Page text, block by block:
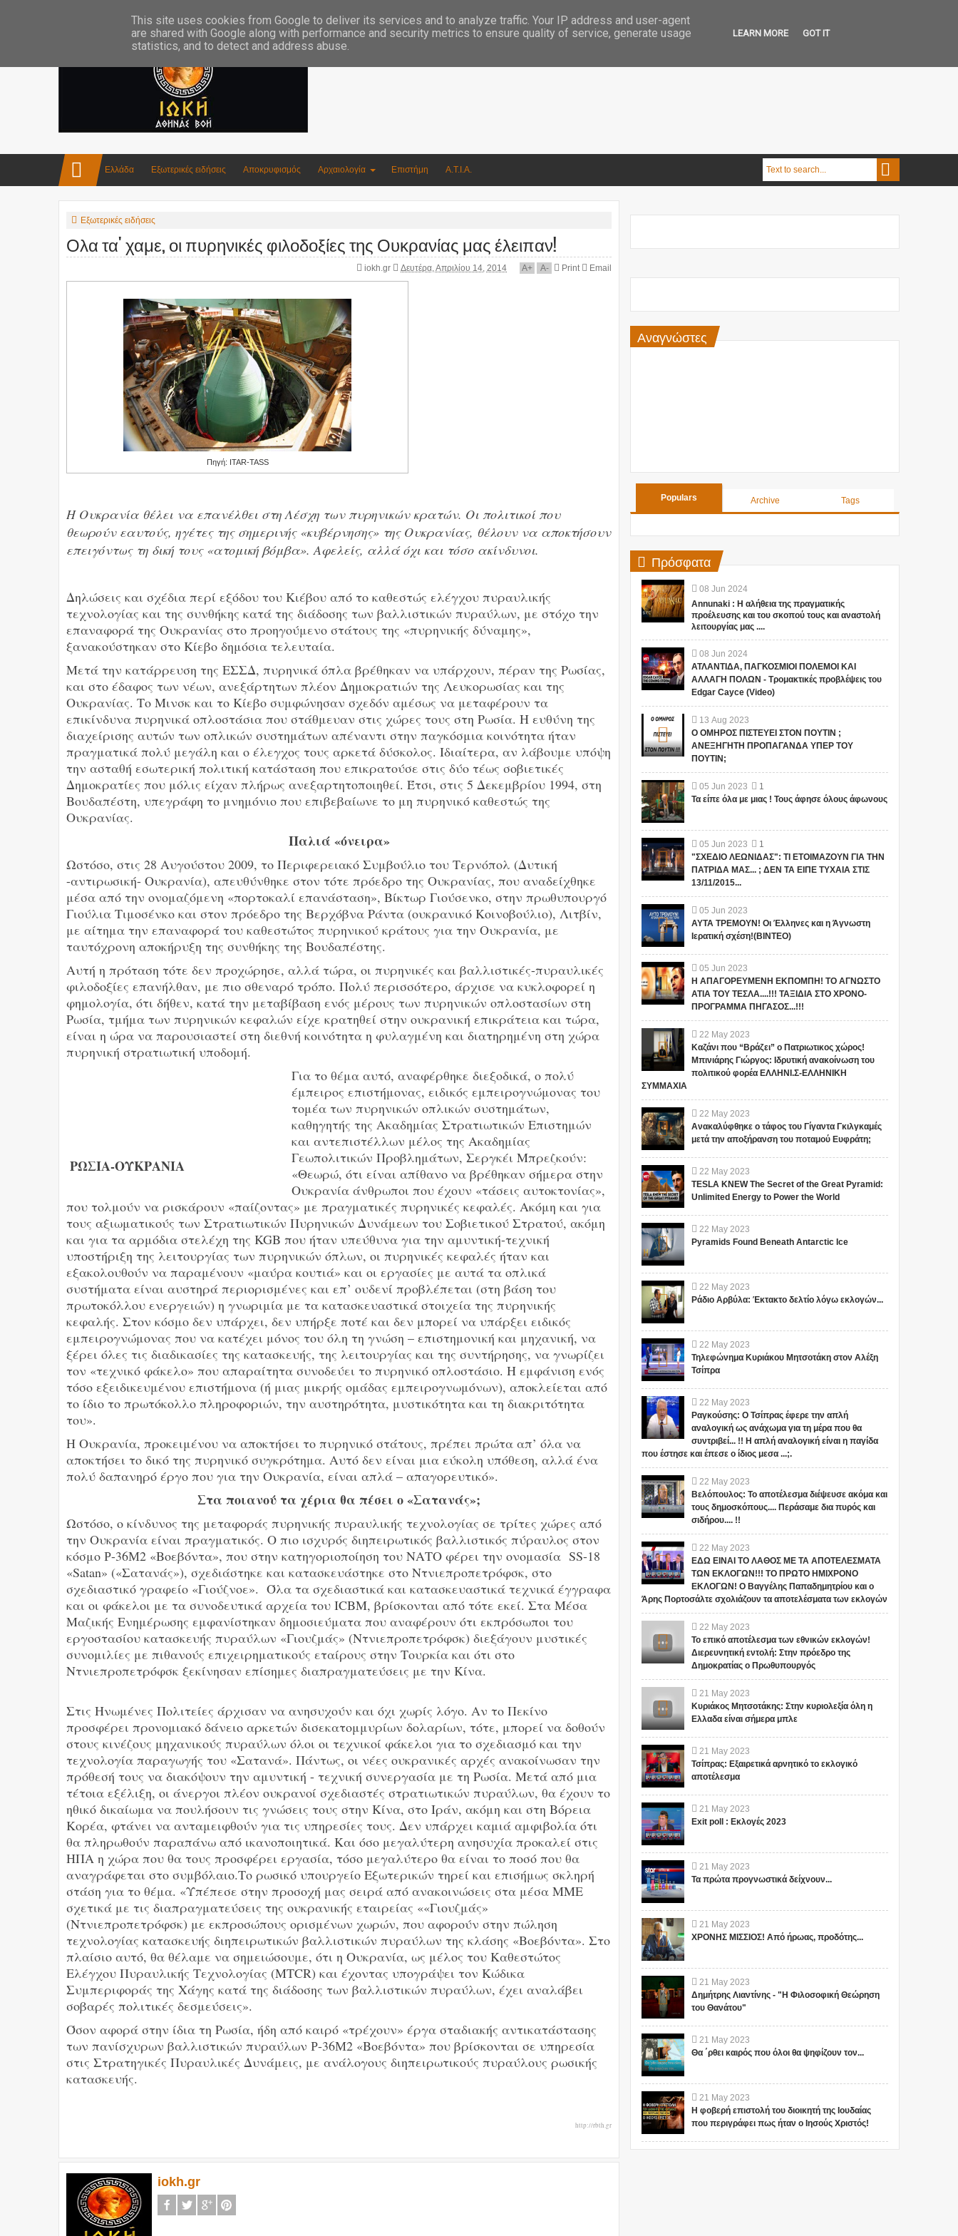
Ελλάδα Εξωτερικές ειδήσεις Αποκρυφισμός Αρχαιολογία Επιστήμη Α.Τ.Ι.Α.
Εξωτερικές ειδήσεις
Ολα τα' χαμε, οι πυρηνικές φιλοδοξίες της Ουκρανίας μας έλειπαν!
iokh.gr Δευτέρα, Απριλίου 14, 2014 A+ A- Print Email
Πηγή: ITAR-TASS
Η Ουκρανία θέλει να επανέλθει στη Λέσχη των πυρηνικών κρατών. Οι πολιτικοί που
θεωρούν εαυτούς, ηγέτες της σημερινής «κυβέρνησης» της Ουκρανίας, θέλουν να αποκτήσουν
επειγόντως τη δική τους «ατομική βόμβα». Αφελείς, αλλά όχι και τόσο ακίνδυνοι.
Δηλώσεις και σχέδια περί εξόδου του Κιέβου από το καθεστώς ελέγχου πυραυλικής
τεχνολογίας και της συνθήκης κατά της διάδοσης των βαλλιστικών πυραύλων, με στόχο την
επαναφορά της Ουκρανίας στο προηγούμενο στάτους της «πυρηνικής δύναμης»,
ξανακούστηκαν στο Κίεβο δημόσια τελευταία.
Μετά την κατάρρευση της ΕΣΣΔ, πυρηνικά όπλα βρέθηκαν να υπάρχουν, πέραν της Ρωσίας,
και στο έδαφος των νέων, ανεξάρτητων πλέον Δημοκρατιών της Λευκορωσίας και της
Ουκρανίας. Το Μινσκ και το Κίεβο συμφώνησαν σχεδόν αμέσως να μεταφέρουν τα
επικίνδυνα πυρηνικά οπλοστάσια που στάθμευαν στις χώρες τους στη Ρωσία. Η ευθύνη της
διαχείρισης αυτών των οπλικών συστημάτων απέναντι στην παγκόσμια κοινότητα ήταν
πραγματικά πολύ μεγάλη και ο έλεγχος τους αρκετά δύσκολος. Ιδιαίτερα, αν λάβουμε υπόψη
την ασταθή εσωτερική πολιτική κατάσταση που επικρατούσε στις δύο τέως σοβιετικές
Δημοκρατίες που μόλις είχαν πλήρως ανεξαρτητοποιηθεί. Έτσι, στις 5 Δεκεμβρίου 1994, στη
Βουδαπέστη, υπεγράφη το μνημόνιο που επιβεβαίωνε το μη πυρηνικό καθεστώς της
Ουκρανίας.
Παλιά «όνειρα»
Ωστόσο, στις 28 Αυγούστου 2009, το Περιφερειακό Συμβούλιο του Τερνόπολ (Δυτική
-αντιρωσική- Ουκρανία), απευθύνθηκε στον τότε πρόεδρο της Ουκρανίας, που αναδείχθηκε
μέσα από την ονομαζόμενη «πορτοκαλί επανάσταση», Βίκτωρ Γιούσενκο, στην πρωθυπουργό
Γιούλια Τιμοσένκο και στον πρόεδρο της Βερχόβνα Ράντα (ουκρανικό Κοινοβούλιο), Λιτβίν,
με αίτημα την επαναφορά του καθεστώτος πυρηνικού κράτους για την Ουκρανία, με
ταυτόχρονη αποκήρυξη της συνθήκης της Βουδαπέστης.
Αυτή η πρόταση τότε δεν προχώρησε, αλλά τώρα, οι πυρηνικές και βαλλιστικές-πυραυλικές
φιλοδοξίες επανήλθαν, με πιο σθεναρό τρόπο. Πολύ περισσότερο, άρχισε να κυκλοφορεί η
φημολογία, ότι δήθεν, κατά την μεταβίβαση ενός μέρους των πυρηνικών οπλοστασίων στη
Ρωσία, τμήμα των πυρηνικών κεφαλών είχε κρατηθεί στην ουκρανική επικράτεια και τώρα,
είναι η ώρα να παρουσιαστεί στη διεθνή κοινότητα η φυλαγμένη και διατηρημένη στη χώρα
πυρηνική στρατιωτική υποδομή.
ΡΩΣΙΑ-ΟΥΚΡΑΝΙΑ
Για το θέμα αυτό, αναφέρθηκε διεξοδικά, ο πολύ
έμπειρος επιστήμονας, ειδικός εμπειρογνώμονας του
τομέα των πυρηνικών οπλικών συστημάτων,
καθηγητής της Ακαδημίας Στρατιωτικών Επιστημών
και αντεπιστέλλων μέλος της Ακαδημίας
Γεωπολιτικών Προβλημάτων, Σεργκέι Μπρεζκούν:
«Θεωρώ, ότι είναι απίθανο να βρέθηκαν σήμερα στην
Ουκρανία άνθρωποι που έχουν «τάσεις αυτοκτονίας»,
που τολμούν να ρισκάρουν «παίζοντας» με πραγματικές πυρηνικές κεφαλές. Ακόμη και για
τους αξιωματικούς των Στρατιωτικών Πυρηνικών Δυνάμεων του Σοβιετικού Στρατού, ακόμη
και για τα αρμόδια στελέχη της KGB που ήταν υπεύθυνα για την αμυντική-τεχνική
υποστήριξη της λειτουργίας των πυρηνικών όπλων, οι πυρηνικές κεφαλές ήταν και
εξακολουθούν να παραμένουν «μαύρα κουτιά» και οι εργασίες με αυτά τα οπλικά
συστήματα είναι αυστηρά περιορισμένες και επ’ ουδενί προβλέπεται (στη βάση του
πρωτοκόλλου ενεργειών) η γνωριμία με τα κατασκευαστικά στοιχεία της πυρηνικής
κεφαλής. Στον κόσμο δεν υπάρχει, δεν υπήρξε ποτέ και δεν μπορεί να υπάρξει ειδικός
εμπειρογνώμονας που να κατέχει μόνος του όλη τη γνώση – επιστημονική και μηχανική, να
ξέρει όλες τις διαδικασίες της κατασκευής, της λειτουργίας και της συντήρησης, να γνωρίζει
τον «τεχνικό φάκελο» που απαραίτητα συνοδεύει το πυρηνικό οπλοστάσιο. Η εμφάνιση ενός
τόσο εξειδικευμένου επιστήμονα (ή μιας μικρής ομάδας εμπειρογνωμόνων), αποκλείεται από
το ίδιο το πρωτόκολλο πληροφοριών, την αυστηρότητα, μυστικότητα και τη διακριτότητα
του».
Η Ουκρανία, προκειμένου να αποκτήσει το πυρηνικό στάτους, πρέπει πρώτα απ’ όλα να
αποκτήσει το δικό της πυρηνικό συγκρότημα. Αυτό δεν είναι μια εύκολη υπόθεση, αλλά ένα
πολύ δαπανηρό έργο που για την Ουκρανία, είναι απλά – απαγορευτικό».
Στα ποιανού τα χέρια θα πέσει ο «Σατανάς»;
Ωστόσο, ο κίνδυνος της μεταφοράς πυρηνικής πυραυλικής τεχνολογίας σε τρίτες χώρες από
την Ουκρανία είναι πραγματικός. Ο πιο ισχυρός διηπειρωτικός βαλλιστικός πύραυλος στον
κόσμο Р-36М2 «Βοεβόντα», που στην κατηγοριοποίηση του ΝΑΤΟ φέρει την ονομασία SS-18
«Satan» («Σατανάς»), σχεδιάστηκε και κατασκευάστηκε στο Ντνιεπροπετρόφσκ, στο
σχεδιαστικό γραφείο «Γιούζνοε». Όλα τα σχεδιαστικά και κατασκευαστικά τεχνικά έγγραφα
και οι φάκελοι με τα συνοδευτικά αρχεία του ICBM, βρίσκονται από τότε εκεί. Στα Μέσα
Μαζικής Ενημέρωσης εμφανίστηκαν δημοσιεύματα που αναφέρουν ότι εκπρόσωποι του
εργοστασίου κατασκευής πυραύλων «Γιουζμάς» (Ντνιεπροπετρόφσκ) διεξάγουν μυστικές
συνομιλίες με πιθανούς επιχειρηματικούς εταίρους στην Τουρκία και ότι στο
Ντνιεπροπετρόφσκ ξεκίνησαν επίσημες διαπραγματεύσεις με την Κίνα.
Στις Ηνωμένες Πολιτείες άρχισαν να ανησυχούν και όχι χωρίς λόγο. Αν το Πεκίνο
προσφέρει προνομιακό δάνειο αρκετών δισεκατομμυρίων δολαρίων, τότε, μπορεί να δοθούν
στους κινέζους μηχανικούς πυραύλων όλοι οι τεχνικοί φάκελοι για το σχεδιασμό και την
τεχνολογία παραγωγής του «Σατανά». Πάντως, οι νέες ουκρανικές αρχές ανακοίνωσαν την
πρόθεσή τους να διακόψουν την αμυντική - τεχνική συνεργασία με τη Ρωσία. Μετά από μια
τέτοια εξέλιξη, οι άνεργοι πλέον ουκρανοί σχεδιαστές στρατιωτικών πυραύλων, θα έχουν το
ηθικό δικαίωμα να πουλήσουν τις γνώσεις τους στην Κίνα, στο Ιράν, ακόμη και στη Βόρεια
Κορέα, φτάνει να ανταμειφθούν για τις υπηρεσίες τους. Δεν υπάρχει καμιά αμφιβολία ότι
θα πληρωθούν παραπάνω από ικανοποιητικά. Και όσο μεγαλύτερη ανησυχία προκαλεί στις
ΗΠΑ η χώρα που θα τους προσφέρει εργασία, τόσο μεγαλύτερο θα είναι το ποσό που θα
αναγράφεται στο συμβόλαιο.Το ρωσικό υπουργείο Εξωτερικών τηρεί και επισήμως σκληρή
στάση για το θέμα. «Υπέπεσε στην προσοχή μας σειρά από ανακοινώσεις στα μέσα ΜΜΕ
σχετικά με τις διαπραγματεύσεις της ουκρανικής εταιρείας ««Γιουζμάς»
(Ντνιεπροπετρόφσκ) με εκπροσώπους ορισμένων χωρών, που αφορούν στην πώληση
τεχνολογίας κατασκευής διηπειρωτικών βαλλιστικών πυραύλων της κλάσης «Βοεβόντα». Στο
πλαίσιο αυτό, θα θέλαμε να σημειώσουμε, ότι η Ουκρανία, ως μέλος του Καθεστώτος
Ελέγχου Πυραυλικής Τεχνολογίας (MTCR) και έχοντας υπογράψει τον Κώδικα
Συμπεριφοράς της Χάγης κατά της διάδοσης των βαλλιστικών πυραύλων, έχει αναλάβει
σοβαρές πολιτικές δεσμεύσεις».
Όσον αφορά στην ίδια τη Ρωσία, ήδη από καιρό «τρέχουν» έργα σταδιακής αντικατάστασης
των πανίσχυρων βαλλιστικών πυραύλων Р-36М2 «Βοεβόντα» που βρίσκονται σε υπηρεσία
στις Στρατηγικές Πυραυλικές Δυνάμεις, με ανάλογους διηπειρωτικούς πυραύλους ρωσικής
κατασκευής.
http://rbth.gr
iokh.gr
Αναγνώστες
Populars Archive Tags
Πρόσφατα
08 Jun 2024
Annunaki : Η αλήθεια της πραγματικής
προέλευσης και του σκοπού τους και αναστολή
λειτουργίας μας ....
08 Jun 2024
ΑΤΛΑΝΤΙΔΑ, ΠΑΓΚΟΣΜΙΟΙ ΠΟΛΕΜΟΙ ΚΑΙ
ΑΛΛΑΓΗ ΠΟΛΩΝ - Τρομακτικές προβλέψεις του
Edgar Cayce (Video)
13 Aug 2023
Ο ΟΜΗΡΟΣ ΠΙΣΤΕΥΕΙ ΣΤΟΝ ΠΟΥΤΙΝ ;
ΑΝΕΞΗΓΗΤΗ ΠΡΟΠΑΓΑΝΔΑ ΥΠΕΡ ΤΟΥ
ΠΟΥΤΙΝ;
05 Jun 2023
1
Τα είπε όλα με μιας ! Τους άφησε όλους άφωνους
05 Jun 2023
1
"ΣΧΕΔΙΟ ΛΕΩΝΙΔΑΣ": ΤΙ ΕΤΟΙΜΑΖΟΥΝ ΓΙΑ ΤΗΝ
ΠΑΤΡΙΔΑ ΜΑΣ... ; ΔΕΝ ΤΑ ΕΙΠΕ ΤΥΧΑΙΑ ΣΤΙΣ
13/11/2015...
05 Jun 2023
ΑΥΤΑ ΤΡΕΜΟΥΝ! Οι Έλληνες και η Άγνωστη
Ιερατική σχέση!(ΒΙΝΤΕΟ)
05 Jun 2023
Η ΑΠΑΓΟΡΕΥΜΕΝΗ ΕΚΠΟΜΠΗ! ΤΟ ΑΓΝΩΣΤΟ
ΑΤΙΑ ΤΟΥ ΤΕΣΛΑ....!!! ΤΑΞΙΔΙΑ ΣΤΟ ΧΡΟΝΟ-
ΠΡΟΓΡΑΜΜΑ ΠΗΓΑΣΟΣ...!!!
22 May 2023
Καζάνι που “Βράζει” ο Πατριωτικος χώρος!
Μπινιάρης Γιώργος: Ιδρυτική ανακοίνωση του
πολιτικού φορέα ΕΛΛΗΝΙ.Σ-ΕΛΛΗΝΙΚΗ
ΣΥΜΜΑΧΙΑ
22 May 2023
Ανακαλύφθηκε ο τάφος του Γίγαντα Γκιλγκαμές
μετά την αποξήρανση του ποταμού Ευφράτη;
22 May 2023
TESLA KNEW The Secret of the Great Pyramid:
Unlimited Energy to Power the World
22 May 2023
Pyramids Found Beneath Antarctic Ice
22 May 2023
Ράδιο Αρβύλα: Έκτακτο δελτίο λόγω εκλογών...
22 May 2023
Τηλεφώνημα Κυριάκου Μητσοτάκη στον Αλέξη
Τσίπρα
22 May 2023
Ραγκούσης: Ο Τσίπρας έφερε την απλή
αναλογική ως ανάχωμα για τη μέρα που θα
συντριβεί... !! Η απλή αναλογική είναι η παγίδα
που έστησε και έπεσε ο ίδιος μεσα ...;.
22 May 2023
Βελόπουλος: Το αποτέλεσμα διέψευσε ακόμα και
τους δημοσκόπους.... Περάσαμε δια πυρός και
σιδήρου.... !!
22 May 2023
ΕΔΩ ΕΙΝΑΙ ΤΟ ΛΑΘΟΣ ΜΕ ΤΑ ΑΠΟΤΕΛΕΣΜΑΤΑ
ΤΩΝ ΕΚΛΟΓΩΝ!!! ΤΟ ΠΡΩΤΟ ΗΜΙΧΡΟΝΟ
ΕΚΛΟΓΩΝ! Ο Βαγγέλης Παπαδημητρίου και ο
Άρης Πορτοσάλτε σχολιάζουν τα αποτελέσματα των εκλογών
22 May 2023
Το επικό αποτέλεσμα των εθνικών εκλογών!
Διερευνητική εντολή: Στην πρόεδρο της
Δημοκρατίας ο Πρωθυπουργός
21 May 2023
Κυριάκος Μητσοτάκης: Στην κυριολεξία όλη η
Ελλαδα είναι σήμερα μπλε
21 May 2023
Τσίπρας: Εξαιρετικά αρνητικό το εκλογικό
αποτέλεσμα
21 May 2023
Exit poll : Εκλογές 2023
21 May 2023
Τα πρώτα προγνωστικά δείχνουν...
21 May 2023
ΧΡΟΝΗΣ ΜΙΣΣΙΟΣ! Από ήρωας, προδότης...
21 May 2023
Δημήτρης Λιαντίνης - "Η Φιλοσοφική Θεώρηση
του Θανάτου"
21 May 2023
Θα ΄ρθει καιρός που όλοι θα ψηφίζουν τον...
21 May 2023
Η φοβερή επιστολή του διοικητή της Ιουδαίας
που περιγράφει πως ήταν ο Ιησούς Χριστός!
This site uses cookies from Google to deliver its services and to analyze traffic. Your IP address and user-agent
are shared with Google along with performance and security metrics to ensure quality of service, generate usage
statistics, and to detect and address abuse.
LEARN MORE GOT IT